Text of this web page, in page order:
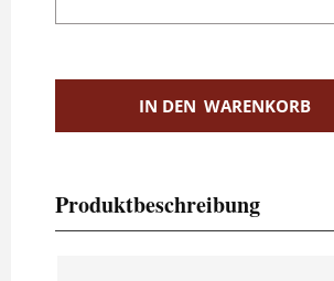
IN DEN WARENKORB
Produktbeschreibung